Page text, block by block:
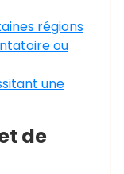
régions
ou
une
de